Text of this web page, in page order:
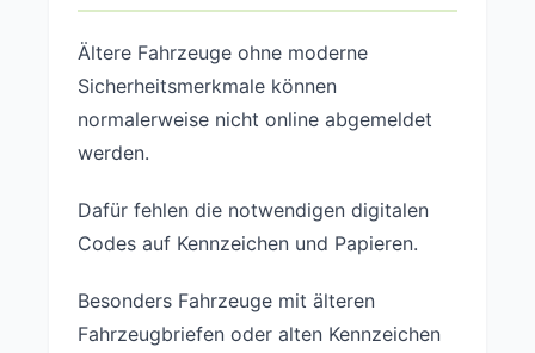
Ältere Fahrzeuge ohne moderne
Sicherheitsmerkmale können
normalerweise nicht online abgemeldet
werden.
Dafür fehlen die notwendigen digitalen
Codes auf Kennzeichen und Papieren.
Besonders Fahrzeuge mit älteren
Fahrzeugbriefen oder alten Kennzeichen